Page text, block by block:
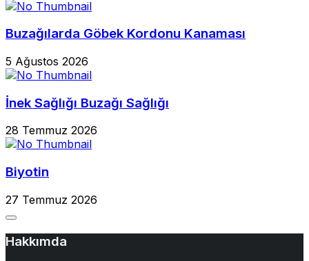
Buzağılarda Göbek Kordonu Kanaması
5 Ağustos 2026
İnek Sağlığı Buzağı Sağlığı
28 Temmuz 2026
Biyotin
27 Temmuz 2026
Hakkımda